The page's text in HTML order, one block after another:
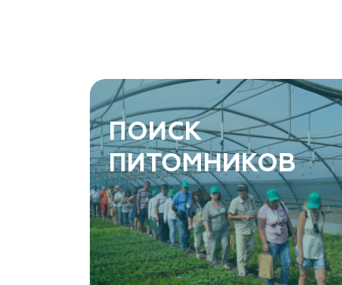
ПОИСК
ПИТОМНИКОВ